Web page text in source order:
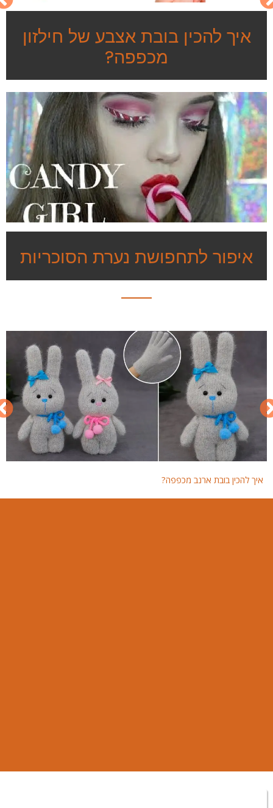
איך להכין בובת אצבע של חילזון
מכפפה?
איפור לתחפושת נערת הסוכריות
איך להכין בובת ארנב מכפפה?